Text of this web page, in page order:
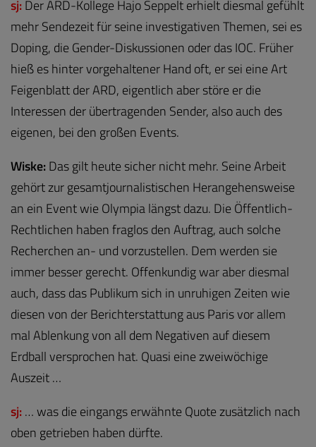
sj:Der ARD-Kollege Hajo Seppelt erhielt diesmal gefühlt
mehr Sendezeit für seine investigativen Themen, sei es
Doping, die Gender-Diskussionen oder das IOC. Früher
hieß es hinter vorgehaltener Hand oft, er sei eine Art
Feigenblatt der ARD, eigentlich aber störe er die
Interessen der übertragenden Sender, also auch des
eigenen, bei den großen Events.
Wiske:Das gilt heute sicher nicht mehr. Seine Arbeit
gehört zur gesamtjournalistischen Herangehensweise
an ein Event wie Olympia längst dazu. Die Öffentlich-
Rechtlichen haben fraglos den Auftrag, auch solche
Recherchen an- und vorzustellen. Dem werden sie
immer besser gerecht. Offenkundig war aber diesmal
auch, dass das Publikum sich in unruhigen Zeiten wie
diesen von der Berichterstattung aus Paris vor allem
mal Ablenkung von all dem Negativen auf diesem
Erdball versprochen hat. Quasi eine zweiwöchige
Auszeit …
sj:… was die eingangs erwähnte Quote zusätzlich nach
oben getrieben haben dürfte.